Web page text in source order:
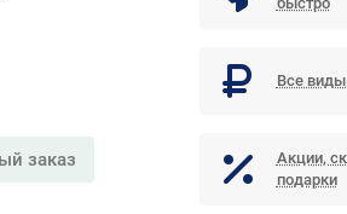
заказ
Все виды
Акции,
подарки